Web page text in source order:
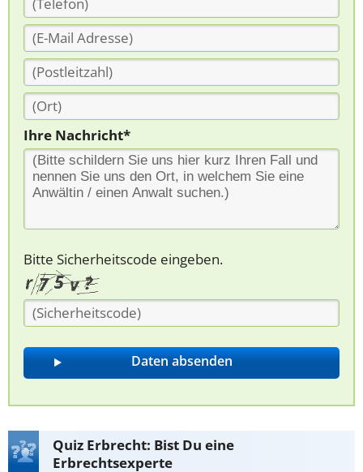
Ihre Nachricht*
Bitte Sicherheitscode eingeben.
Quiz Erbrecht: Bist Du eine
Erbrechtsexperte